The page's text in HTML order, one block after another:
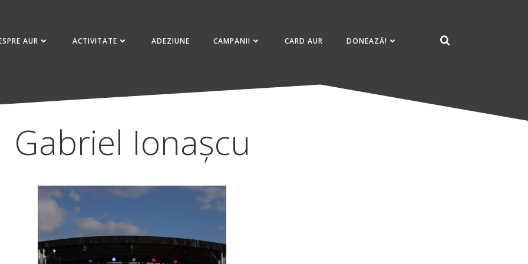
AUR ACTIVITATE ADEZIUNE CAMPANII CARD AUR DONEAZĂ!
Gabriel Ionașcu